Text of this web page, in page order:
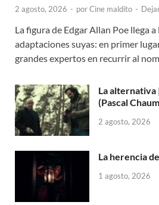
2 agosto, 2026 - porCine maldito -
La figura de Edgar Allan Poe llega
adaptaciones suyas: en primer
grandes expertos en recurrir al
La
(Pascal
2 agosto, 2026
La herencia
1 agosto, 2026